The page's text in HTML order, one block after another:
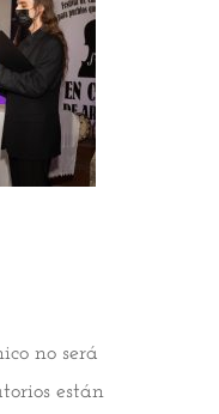
no será
están